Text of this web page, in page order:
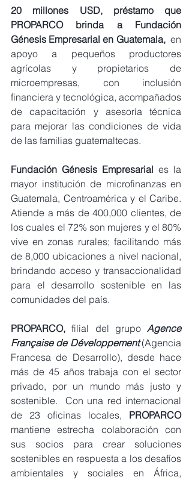
20 millones USD, préstamo que
PROPARCO brinda a Fundación
Génesis Empresarial en Guatemala, en
apoyo a pequeños productores
agrícolas y propietarios de
microempresas, con inclusión
financiera y tecnológica, acompañados
de capacitación y asesoría técnica
para mejorar las condiciones de vida
de las familias guatemaltecas.
Fundación Génesis Empresarial es la
mayor institución de microfinanzas en
Guatemala, Centroamérica y el Caribe.
Atiende a más de 400,000 clientes, de
los cuales el 72% son mujeres y el 80%
vive en zonas rurales; facilitando más
de 8,000 ubicaciones a nivel nacional,
brindando acceso y transaccionalidad
para el desarrollo sostenible en las
comunidades del país.
PROPARCO, filial del grupo Agence
Française de Développement (Agencia
Francesa de Desarrollo), desde hace
más de 45 años trabaja con el sector
privado, por un mundo más justo y
sostenible.  Con una red internacional
de 23 oficinas locales,
PROPARCO
mantiene estrecha colaboración con
sus socios para crear soluciones
sostenibles en respuesta a los desafíos
ambientales y sociales en África,